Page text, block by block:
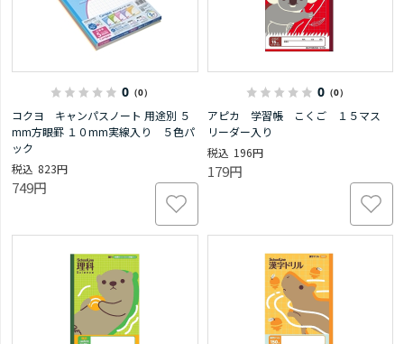
0 （0）
コクヨ キャンパスノート 用途別 ５
mm方眼罫 １０mm実線入り ５色パ
ック
823円
749円
0（0）
アピカ 学習帳 こくご １５マス
リーダー入り
196円
179円